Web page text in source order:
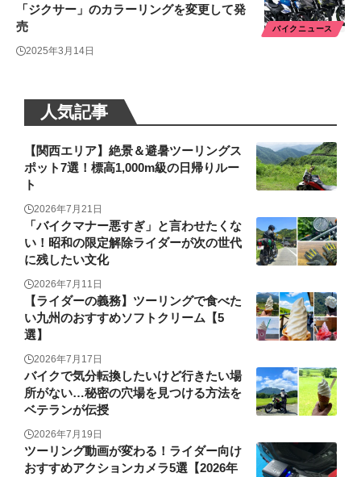
バイクニュース
「ジクサー」のカラーリングを変更して発
売
2025年3月14日
人気記事
【関西エリア】絶景＆避暑ツーリングス
ポット7選！標高1,000m級の日帰りルー
ト
2026年7月21日
「バイクマナー悪すぎ」と言わせたくな
い！昭和の限定解除ライダーが次の世代
に残したい文化
2026年7月11日
【ライダーの義務】ツーリングで食べた
い九州のおすすめソフトクリーム【5
選】
2026年7月17日
バイクで気分転換したいけど行きたい場
所がない…秘密の穴場を見つける方法を
ベテランが伝授
2026年7月19日
ツーリング動画が変わる！ライダー向け
おすすめアクションカメラ5選【2026年